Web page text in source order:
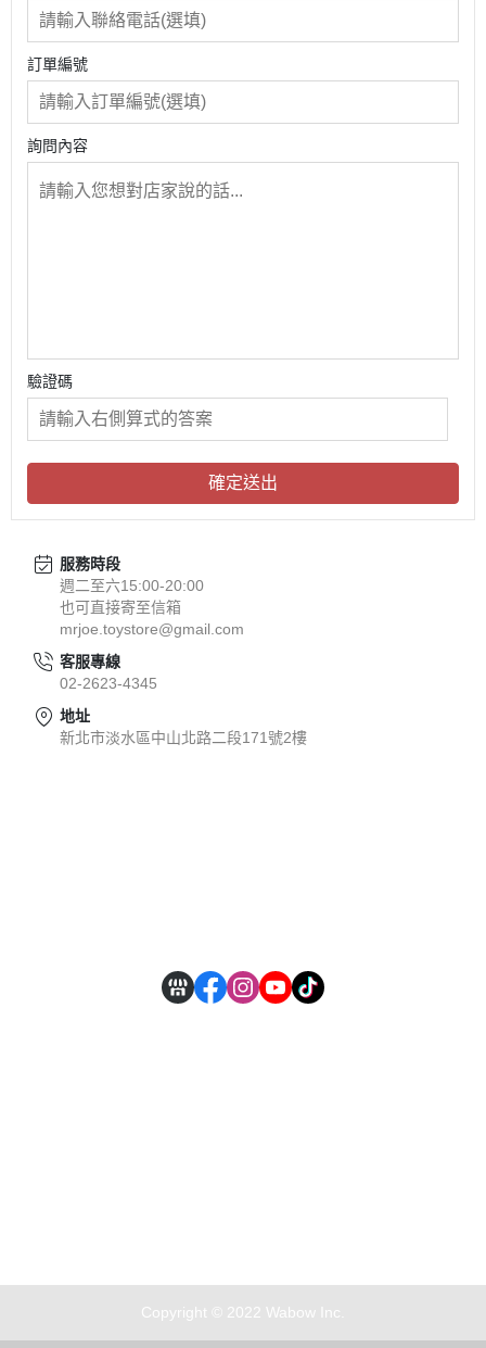
訂單編號
詢問內容
驗證碼
確定送出
服務時段
週二至六15:00-20:00
也可直接寄至信箱
mrjoe.toystore@gmail.com
客服專線
02-2623-4345
地址
新北市淡水區中山北路二段171號2樓
Copyright © 2022 Wabow Inc.